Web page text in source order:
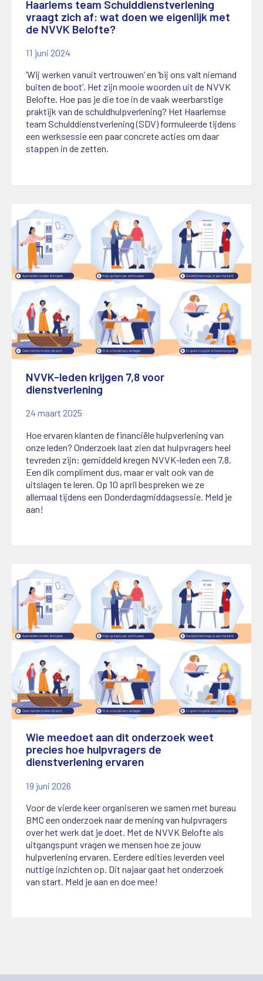
Haarlems team Schulddienstverlening
vraagt zich af: wat doen we eigenlijk met
de NVVK Belofte?
11 juni 2024
‘Wij werken vanuit vertrouwen’ en ‘bij ons valt niemand
buiten de boot’. Het zijn mooie woorden uit de NVVK
Belofte. Hoe pas je die toe in de vaak weerbarstige
praktijk van de schuldhulpverlening? Het Haarlemse
team Schulddienstverlening (SDV) formuleerde tijdens
een werksessie een paar concrete acties om daar
stappen in de zetten.
NVVK-leden krijgen 7,8 voor
dienstverlening
24 maart 2025
Hoe ervaren klanten de financiële hulpverlening van
onze leden? Onderzoek laat zien dat hulpvragers heel
tevreden zijn: gemiddeld kregen NVVK-leden een 7,8.
Een dik compliment dus, maar er valt ook van de
uitslagen te leren. Op 10 april bespreken we ze
allemaal tijdens een Donderdagmiddagsessie. Meld je
aan!
Wie meedoet aan dit onderzoek weet
precies hoe hulpvragers de
dienstverlening ervaren
19 juni 2026
Voor de vierde keer organiseren we samen met bureau
BMC een onderzoek naar de mening van hulpvragers
over het werk dat je doet. Met de NVVK Belofte als
uitgangspunt vragen we mensen hoe ze jouw
hulpverlening ervaren. Eerdere edities leverden veel
nuttige inzichten op. Dit najaar gaat het onderzoek
van start. Meld je aan en doe mee!